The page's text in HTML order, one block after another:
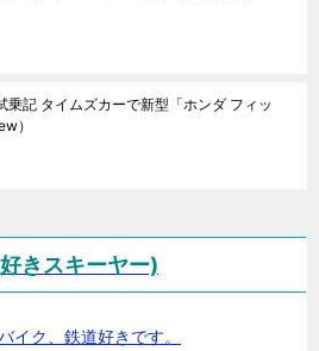
乗記 タイムズカーで新型「ホンダ フィッ
）
きスキーヤー)
イク、鉄道好きです。